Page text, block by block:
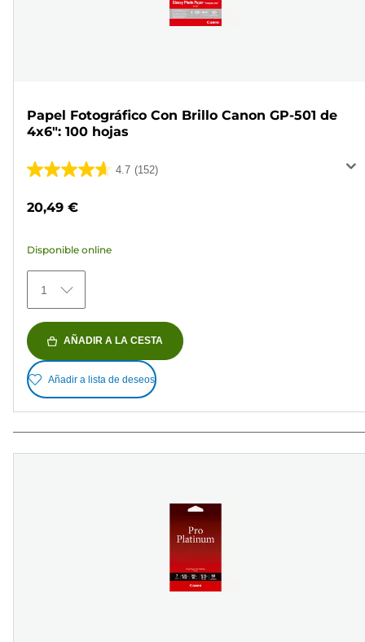
Papel Fotográfico Con Brillo Canon GP-501 de
4x6": 100 hojas
4.7 (152)
4.7
152
reseñas
20,49 €
Disponible online
1
AÑADIR A LA CESTA
Añadir a lista de deseos